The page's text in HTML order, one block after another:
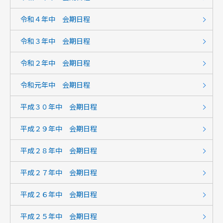
令和４年中 会期日程
令和３年中 会期日程
令和２年中 会期日程
令和元年中 会期日程
平成３０年中 会期日程
平成２９年中 会期日程
平成２８年中 会期日程
平成２７年中 会期日程
平成２６年中 会期日程
平成２５年中 会期日程